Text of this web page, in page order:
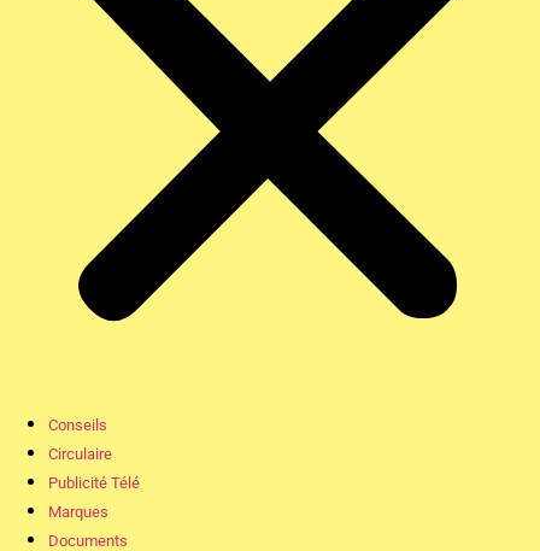
Conseils
Circulaire
Publicité Télé
Marques
Documents